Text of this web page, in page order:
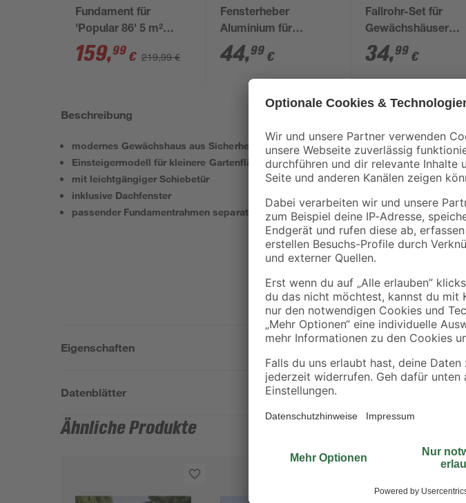
Fundament für
'Popular 86' 5 m²
Gewächshaus
159,99 € 219,99 €
Fensterheber
Aluminium für
Gewächshäuser
silberfarben
44,99 €
Fallrohr-Set für
Gewächshäuser
'Popular'
34,99 €
Beschreibung
modernes Gewächshaus aus Sicherheitsglas
Einsteigermodell für kleinere Gartenflächen
mit leichtgängiger Schiebetür
inklusive Dachfenster
passender Fundamentrahmen separat erhältlich
Eigenschaften
Datenblätter
Ähnliche Produkte